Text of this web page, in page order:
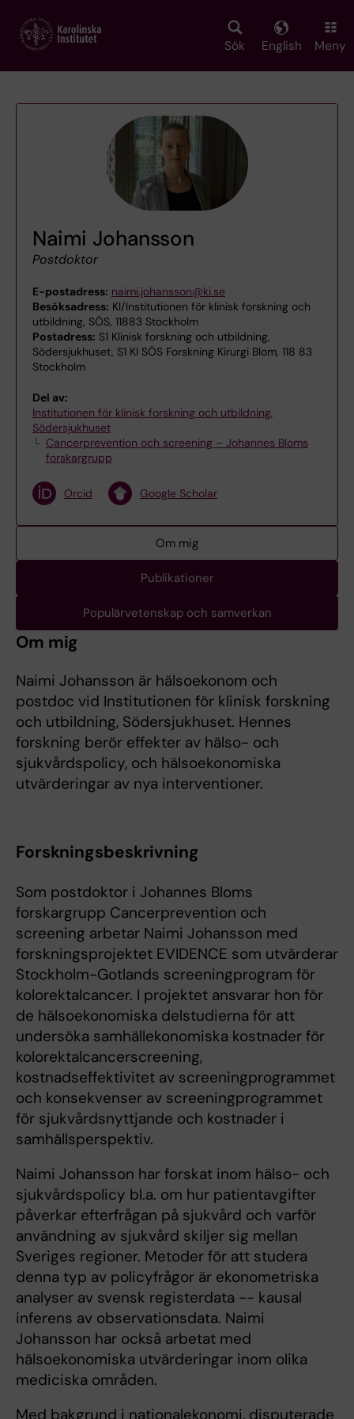
main
Sök English Meny
Naimi Johansson
Postdoktor
E-postadress: naimi.johansson@ki.se
Besöksadress: KI/Institutionen för klinisk forskning och
utbildning, SÖS, 11883 Stockholm
Postadress: S1 Klinisk forskning och utbildning,
Södersjukhuset, S1 KI SÖS Forskning Kirurgi Blom, 118 83
Stockholm
Del av:
Institutionen för klinisk forskning och utbildning,
Södersjukhuset
Cancerprevention och screening – Johannes Bloms
forskargrupp
Orcid Google Scholar
Om mig
Publikationer
Populärvetenskap och samverkan
Om mig
Naimi Johansson är hälsoekonom och
postdoc vid Institutionen för klinisk forskning
och utbildning, Södersjukhuset. Hennes
forskning berör effekter av hälso- och
sjukvårdspolicy, och hälsoekonomiska
utvärderingar av nya interventioner.
Forskningsbeskrivning
Som postdoktor i Johannes Bloms
forskargrupp Cancerprevention och
screening arbetar Naimi Johansson med
forskningsprojektet EVIDENCE som utvärderar
Stockholm-Gotlands screeningprogram för
kolorektalcancer. I projektet ansvarar hon för
de hälsoekonomiska delstudierna för att
undersöka samhällekonomiska kostnader för
kolorektalcancerscreening,
kostnadseffektivitet av screeningprogrammet
och konsekvenser av screeningprogrammet
för sjukvårdsnyttjande och kostnader i
samhällsperspektiv.
Naimi Johansson har forskat inom hälso- och
sjukvårdspolicy bl.a. om hur patientavgifter
påverkar efterfrågan på sjukvård och varför
användning av sjukvård skiljer sig mellan
Sveriges regioner. Metoder för att studera
denna typ av policyfrågor är ekonometriska
analyser av svensk registerdata -- kausal
inferens av observationsdata. Naimi
Johansson har också arbetat med
hälsoekonomiska utvärderingar inom olika
mediciska områden.
Med bakgrund i nationalekonomi, disputerade